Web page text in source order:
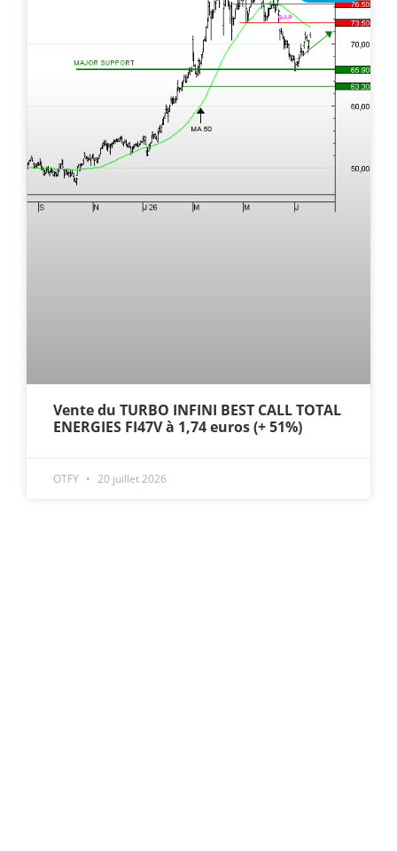
Vente du TURBO INFINI BEST CALL TOTAL
ENERGIES FI47V à 1,74 euros (+ 51%)
OTFY 20 juillet 2026